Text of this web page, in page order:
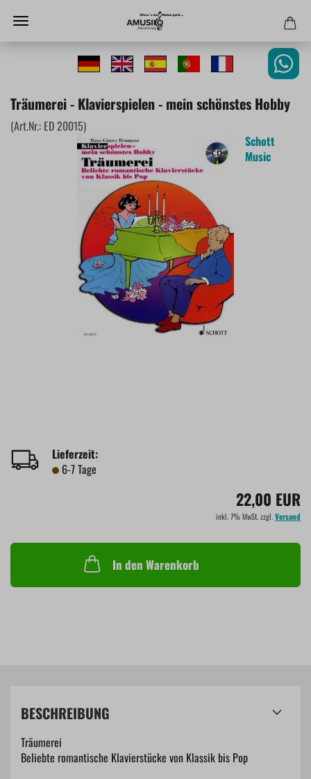
Träumerei - Klavierspielen - mein schönstes Hobby
(Art.Nr.: ED 20015)
Schott
Music
Lieferzeit:
6-7 Tage
22,00 EUR
inkl. 7% MwSt. zzgl.Versand
In den Warenkorb
BESCHREIBUNG
Träumerei
Beliebte romantische Klavierstücke von Klassik bis Pop